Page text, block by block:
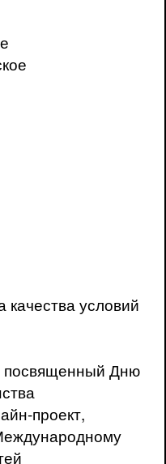
качества условий
посвященный Дню
проект,